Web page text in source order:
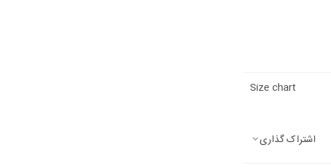
Size chart
اشتراک گذاری